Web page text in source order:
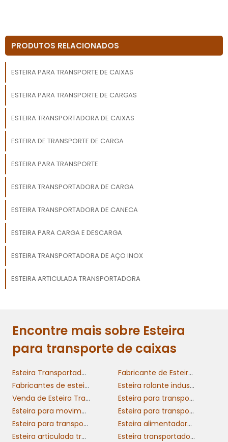
PRODUTOS RELACIONADOS
ESTEIRA PARA TRANSPORTE DE CAIXAS
ESTEIRA PARA TRANSPORTE DE CARGAS
ESTEIRA TRANSPORTADORA DE CAIXAS
ESTEIRA DE TRANSPORTE DE CARGA
ESTEIRA PARA TRANSPORTE
ESTEIRA TRANSPORTADORA DE CARGA
ESTEIRA TRANSPORTADORA DE CANECA
ESTEIRA PARA CARGA E DESCARGA
ESTEIRA TRANSPORTADORA DE AÇO INOX
ESTEIRA ARTICULADA TRANSPORTADORA
Encontre mais sobre Esteira
para transporte de caixas
Esteira Transportadora
Fabricante de Esteira Transportadora
Fabricantes de esteiras transportadoras
Esteira rolante industrial
Venda de Esteira Transportadora
Esteira para transporte de caixas
Esteira para movimentação de cargas
Esteira para transporte de cargas
Esteira para transporte
Esteira alimentadora industrial
Esteira articulada transportadora
Esteira transportadora de carga